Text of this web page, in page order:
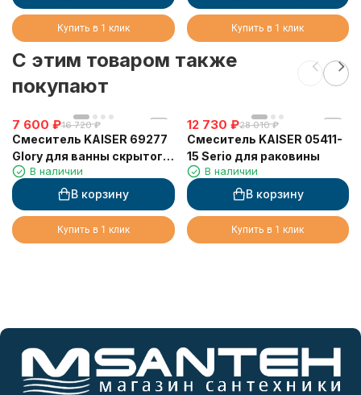
Купить в 1 клик Купить в 1 клик
C этим товаром также
покупают
7 600 ₽16 720 ₽
Смеситель KAISER 69277
Glory для ванны скрытого
монтажа белый глянец
В наличии
В корзину
Купить в 1 клик
12 730 ₽28 010 ₽
Смеситель KAISER 05411-
15 Serio для раковины
В наличии
В корзину
Купить в 1 клик